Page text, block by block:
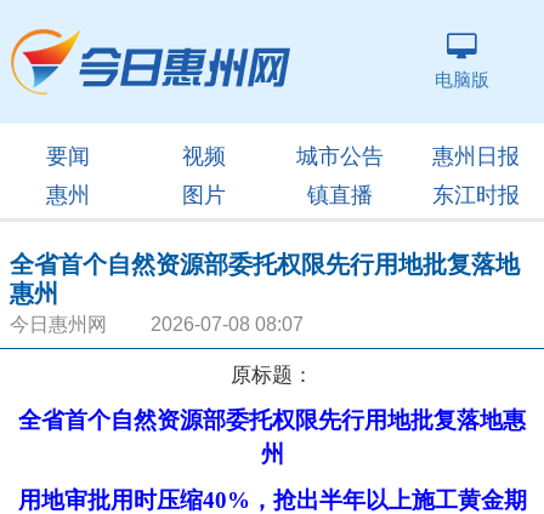
电脑版
要闻 视频 城市公告
惠州日报
惠州
图片 镇直播 东江时报
全省首个自然资源部委托权限先行用地批复落地
惠州
今日惠州网 2026-07-08 08:07
原标题：
全省首个自然资源部委托权限先行用地批复落地惠
州
用地审批用时压缩40%，抢出半年以上施工黄金期